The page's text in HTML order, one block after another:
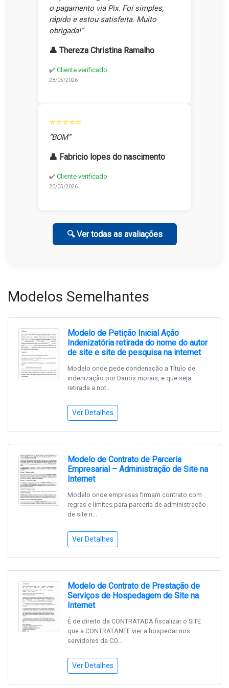
o pagamento via Pix. Foi simples,
rápido e estou satisfeita. Muito
obrigada!”
👤 Thereza Christina Ramalho
✔️ Cliente verificado
28/05/2026
⭐⭐⭐⭐⭐
“BOM”
👤 Fabricio lopes do nascimento
✔️ Cliente verificado
20/05/2026
🔍 Ver todas as avaliações
Modelos Semelhantes
Modelo de Petição Inicial Ação
Indenizatória retirada do nome do autor
de site e site de pesquisa na internet
Modelo onde pede condenação a Título de
indenização por Danos morais, e que seja
retirada a not...
Ver Detalhes
Modelo de Contrato de Parceria
Empresarial – Administração de Site na
Internet
Modelo onde empresas firmam contrato com
regras e limites para parceria de administração
de site n...
Ver Detalhes
Modelo de Contrato de Prestação de
Serviços de Hospedagem de Site na
Internet
É de direito da CONTRATADA fiscalizar o SITE
que a CONTRATANTE vier a hospedar nos
servidores da CO...
Ver Detalhes